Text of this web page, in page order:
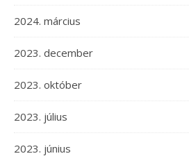
2024. március
2023. december
2023. október
2023. július
2023. június